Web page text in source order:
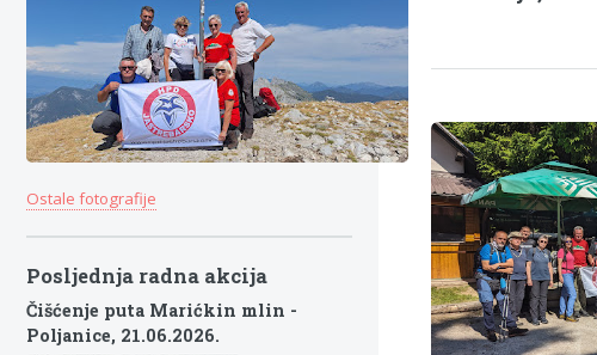
Ostale fotografije
Posljednja radna akcija
Čišćenje puta Marićkin mlin -
Poljanice, 21.06.2026.